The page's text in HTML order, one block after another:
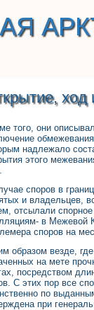
ход
того, они
надлежало
этого
споров в
и владельцев,
отсылали
в Межевой
споров на
образом везде,
на мете
посредством
С этих пор все
по
при